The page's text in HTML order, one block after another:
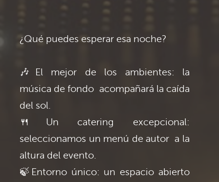
¿Qué puedes esperar esa noche?
🎶El mejor de los ambientes: la
música de fondo acompañará la caída
del sol.
🍴Un catering excepcional:
seleccionamos un menú de autor a la
altura del evento.
🍃Entorno único: un espacio abierto